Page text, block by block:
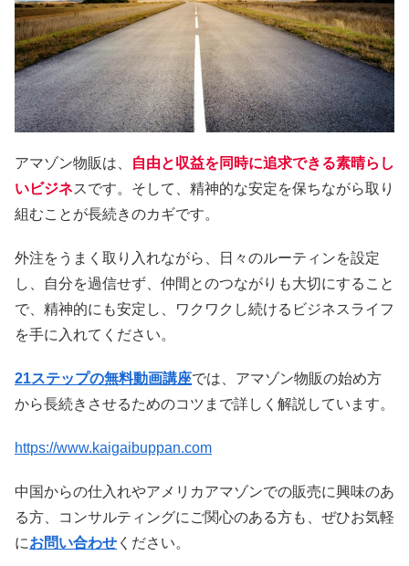
アマゾン物販は、
自由と収益を同時に追求できる素晴らし
いビジネスです。そして、精神的な安定を保ちながら取り
組むことが長続きのカギです。
外注をうまく取り入れながら、日々のルーティンを設定
し、自分を過信せず、仲間とのつながりも大切にすること
で、精神的にも安定し、ワクワクし続けるビジネスライフ
を手に入れてください。
21ステップの無料動画講座では、アマゾン物販の始め方
から長続きさせるためのコツまで詳しく解説しています。
https://www.kaigaibuppan.com
中国からの仕入れやアメリカアマゾンでの販売に興味のあ
る方、コンサルティングにご関心のある方も、ぜひお気軽
にお問い合わせ ください。